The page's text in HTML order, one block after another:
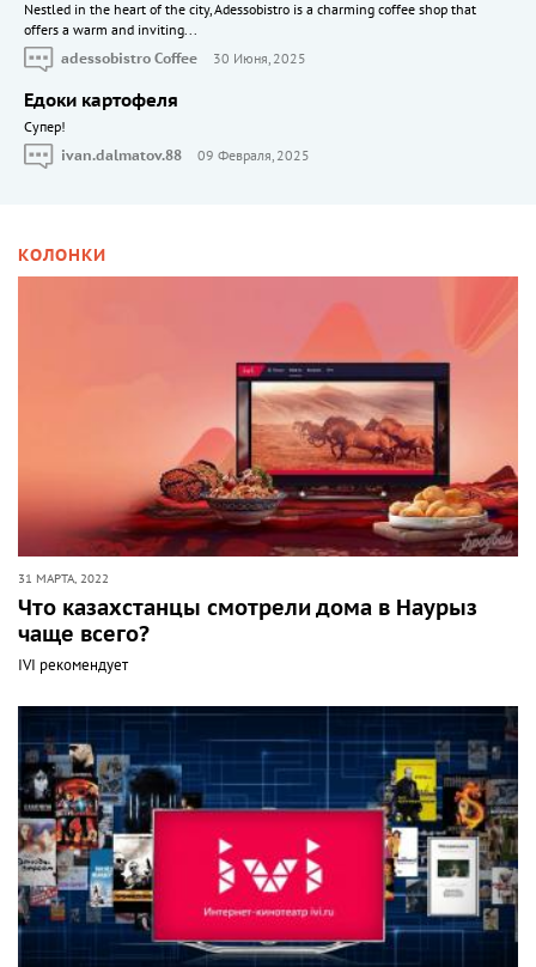
Nestled in the heart of the city, Adessobistro is a charming coffee shop that
offers a warm and inviting...
adessobistro Coffee
30 Июня, 2025
Едоки картофеля
Cупер!
ivan.dalmatov.88
09 Февраля, 2025
КОЛОНКИ
31 МАРТА, 2022
Что казахстанцы смотрели дома в Наурыз
чаще всего?
IVI рекомендует